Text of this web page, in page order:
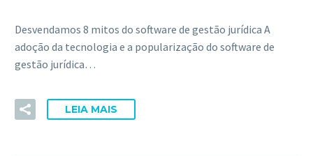
Desvendamos 8 mitos do software de gestão jurídica A
adoção da tecnologia e a popularização do software de
gestão jurídica…
LEIA MAIS